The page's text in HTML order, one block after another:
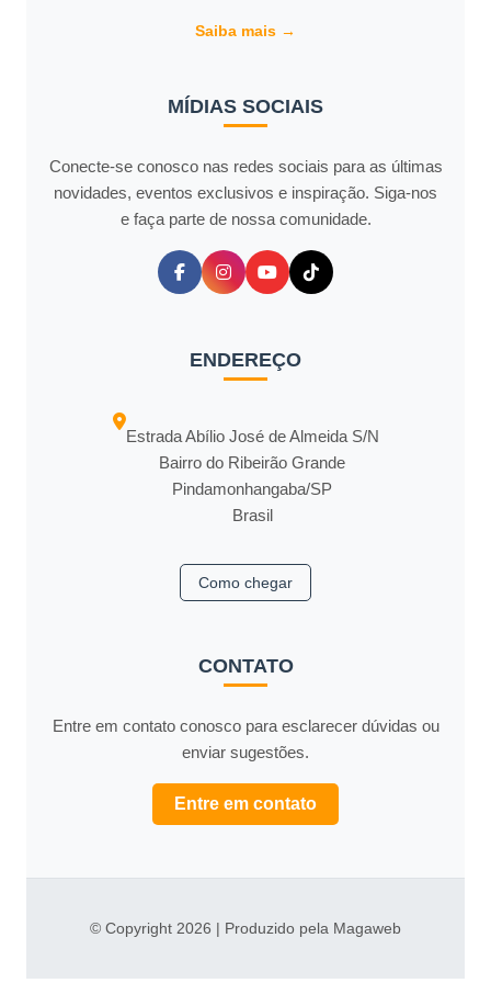
Saiba mais →
MÍDIAS SOCIAIS
Conecte-se conosco nas redes sociais para as últimas
novidades, eventos exclusivos e inspiração. Siga-nos
e faça parte de nossa comunidade.
ENDEREÇO
Estrada Abílio José de Almeida S/N
Bairro do Ribeirão Grande
Pindamonhangaba/SP
Brasil
Como chegar
CONTATO
Entre em contato conosco para esclarecer dúvidas ou
enviar sugestões.
Entre em contato
© Copyright 2026 | Produzido pela Magaweb